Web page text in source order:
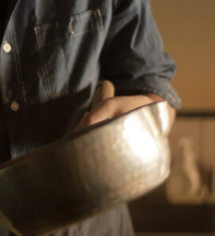
がいれば、幸せ」
お酒の新常識。」